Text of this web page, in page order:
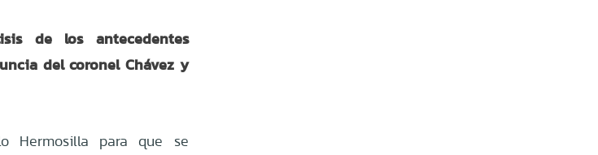
de los antecedentes
del coronel Chávez y
Hermosilla para que se